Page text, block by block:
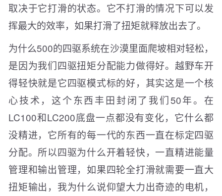
取决于它打滑的状态。它不打滑的情况下可以发
挥最大的效率，如果打滑了扭矩就释放出去了。
为什么500的四驱系统在沙漠里面爬坡相对轻松，
是因为我们四驱扭矩分配能力做得好。越野车开
得轻快就是它四驱模式标的好，其实这是一个核
心技术，这个东西丰田封闭了我们50年。在
LC100和LC200底盘一点都没有变化，它什么都
没精进，它所有的每一代的东西一直在标定四驱
分配。所以四驱为什么开着轻快，一直精进能量
管理和输出管理，如果四轮全打滑就需要一直大
扭矩输出，我为什么说仰望大力出奇迹的电机，